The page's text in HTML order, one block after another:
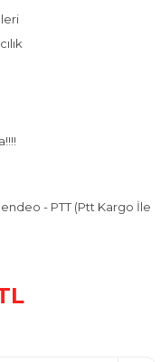
- PTT (Ptt Kargo İle